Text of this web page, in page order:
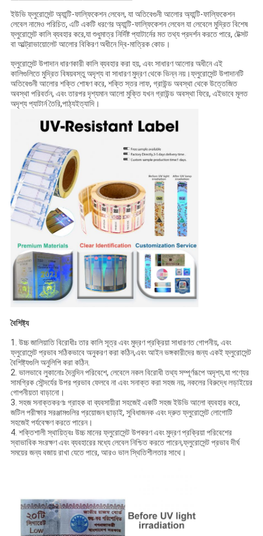
ইউভি ফ্লুরোসেন্ট অ্যান্টি-ফাল্ফিকেশন লেবেল, যা অতিবেগুনী আলোর অ্যান্টি-ফাল্ফিকেশন
লেবেল নামেও পরিচিত, এটি একটি ধরণের অ্যান্টি-ফাল্ফিকেশন লেবেল যা লেবেলে মুদ্রিত বিশেষ
ফ্লুরোসেন্ট কালি ব্যবহার করে,যা শুধুমাত্র নির্দিষ্ট প্যাটার্নের মত তথ্য প্রদর্শন করতে পারে, টেক্সট
বা আল্ট্রাভায়োলেট আলোর বিকিরণ অধীনে দ্বি-মাত্রিক কোড।
ফ্লুরোসেন্ট উপাদান ধারণকারী কালি ব্যবহার করা হয়, এবং সাধারণ আলোর অধীনে এই
কালিগুলিতে মুদ্রিত বিষয়বস্তু অদৃশ্য বা সাধারণ মুদ্রণ থেকে ভিন্ন নয়।ফ্লুরোসেন্ট উপাদানটি
অতিবেগুনী আলোর শক্তি শোষণ করে, শক্তি স্তর লাফ, গ্রাউন্ড অবস্থা থেকে উত্তেজিত
অবস্থা পরিবর্তন, এবং তারপর দৃশ্যমান আলো মুক্তি যখন গ্রাউন্ড অবস্থা ফিরে, এইভাবে মূলত
অদৃশ্য প্যাটার্ন তৈরি,পাঠ্যইত্যাদি।
বৈশিষ্ট্য
1. উচ্চ জালিয়াতি বিরোধীঃ তার কালি সূত্র এবং মুদ্রণ প্রক্রিয়া সাধারণত গোপনীয়, এবং
ফ্লুরোসেন্ট প্রভাব সঠিকভাবে অনুকরণ করা কঠিন,এবং আইন ভঙ্গকারীদের জন্য একই ফ্লুরোসেন্ট
বৈশিষ্ট্যগুলি অনুলিপি করা কঠিন.
2. ভালভাবে লুকানোঃ দৈনন্দিন পরিবেশে, লেবেলে নকল বিরোধী তথ্য সম্পূর্ণরূপে অদৃশ্য,যা পণ্যের
সামগ্রিক সৌন্দর্যের উপর প্রভাব ফেলবে না এবং সনাক্ত করা সহজ নয়, নকলের বিরুদ্ধে লড়াইয়ের
গোপনীয়তা বাড়ানো।
3. সহজ সনাক্তকরণঃ গ্রাহক বা ব্যবসায়ীরা সহজেই একটি সহজ ইউভি আলো ব্যবহার করে,
জটিল পরীক্ষার সরঞ্জামগুলির প্রয়োজন ছাড়াই, সুবিধাজনক এবং দ্রুত ফ্লুরোসেন্ট লোগোটি
সহজেই পর্যবেক্ষণ করতে পারেন।
4. শক্তিশালী স্থায়িত্বঃ উচ্চ মানের ফ্লুরোসেন্ট উপকরণ এবং মুদ্রণ প্রক্রিয়া পরিবেশের
স্বাভাবিক সংরক্ষণ এবং ব্যবহারের মধ্যে লেবেল নিশ্চিত করতে পারেন,ফ্লুরোসেন্ট প্রভাব দীর্ঘ
সময়ের জন্য বজায় রাখা যেতে পারে, আরও ভাল স্থিতিশীলতার সাথে।